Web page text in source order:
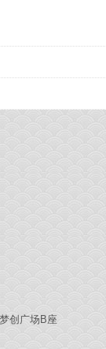
创广场B座